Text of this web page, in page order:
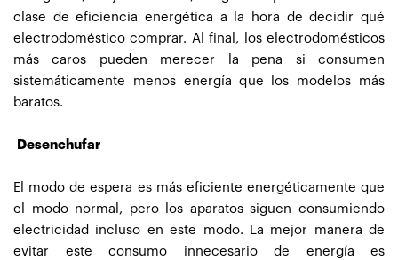
clase de eficiencia energética a la hora de decidir qué
electrodoméstico comprar. Al final, los electrodomésticos
más caros pueden merecer la pena si consumen
sistemáticamente menos energía que los modelos más
baratos.
Desenchufar
El modo de espera es más eficiente energéticamente que
el modo normal, pero los aparatos siguen consumiendo
electricidad incluso en este modo. La mejor manera de
evitar este consumo innecesario de energía es